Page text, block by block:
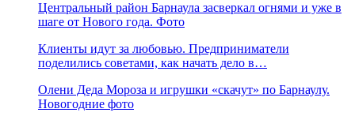
Центральный район Барнаула засверкал огнями и уже в
шаге от Нового года. Фото
Клиенты идут за любовью. Предприниматели
поделились советами, как начать дело в…
Олени Деда Мороза и игрушки «скачут» по Барнаулу.
Новогодние фото